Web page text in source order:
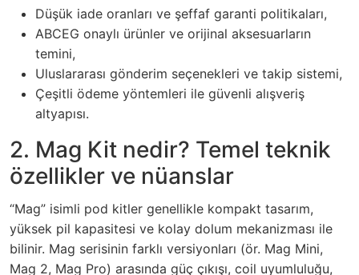
Düşük iade oranları ve şeffaf garanti politikaları,
ABCEG onaylı ürünler ve orijinal aksesuarların
temini,
Uluslararası gönderim seçenekleri ve takip sistemi,
Çeşitli ödeme yöntemleri ile güvenli alışveriş
altyapısı.
2. Mag Kit nedir? Temel teknik
özellikler ve nüanslar
“Mag” isimli pod kitler genellikle kompakt tasarım,
yüksek pil kapasitesi ve kolay dolum mekanizması ile
bilinir. Mag serisinin farklı versiyonları (ör. Mag Mini,
Mag 2, Mag Pro) arasında güç çıkışı, coil uyumluluğu,